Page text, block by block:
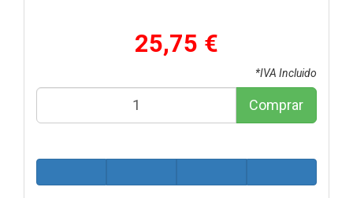
25,75 €
*IVA Incluido
Comprar